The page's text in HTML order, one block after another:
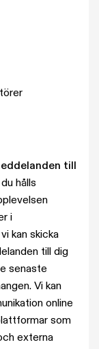
till
hålls
i
kan skicka
till dig
senaste
Vi kan
online
som
externa